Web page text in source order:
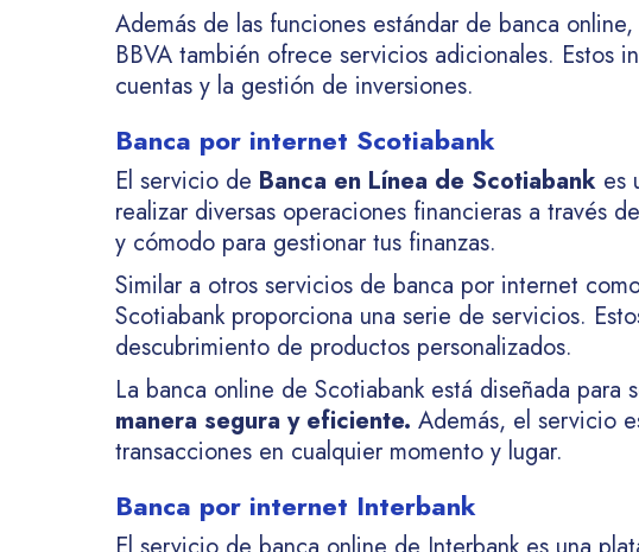
Además de las funciones estándar de banca
BBVA también ofrece servicios adicionales. Estos
cuentas y la gestión de inversiones.
Banca por internet Scotiabank
El servicio de Banca en Línea de Scotiabank es
realizar diversas operaciones financieras a través
y cómodo para gestionar tus finanzas.
Similar a otros servicios de banca por internet
Scotiabank proporciona una serie de servicios.
descubrimiento de productos personalizados.
La banca online de Scotiabank está diseñada
manera segura y eficiente. Además, el servicio
transacciones en cualquier momento y lugar.
Banca por internet Interbank